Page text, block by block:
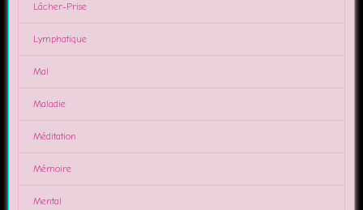
Lâcher-Prise
Lymphatique
Mal
Maladie
Méditation
Mémoire
Mental